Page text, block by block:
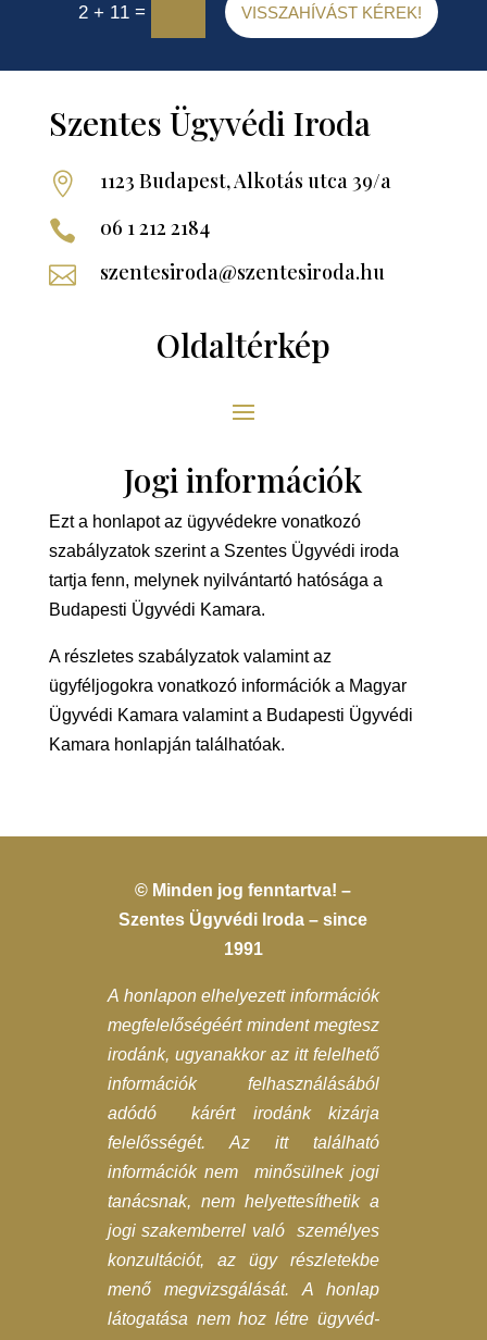
2 + 11 = VISSZAHÍVÁST KÉREK!
Szentes Ügyvédi Iroda
 1123 Budapest, Alkotás utca 39/a
 06 1 212 2184
 szentesiroda@szentesiroda.hu
Oldaltérkép
Jogi információk
Ezt a honlapot az ügyvédekre vonatkozó
szabályzatok szerint a Szentes Ügyvédi iroda
tartja fenn, melynek nyilvántartó hatósága a
Budapesti Ügyvédi Kamara.
A részletes szabályzatok valamint az
ügyféljogokra vonatkozó információk a Magyar
Ügyvédi Kamara valamint a Budapesti Ügyvédi
Kamara honlapján találhatóak.
© Minden jog fenntartva! –
Szentes Ügyvédi Iroda – since
1991
A honlapon elhelyezett információk
megfelelőségéért mindent megtesz
irodánk, ugyanakkor az itt felelhető
információk felhasználásából
adódó kárért irodánk kizárja
felelősségét. Az itt található
információk nem minősülnek jogi
tanácsnak, nem helyettesíthetik a
jogi szakemberrel való személyes
konzultációt, az ügy részletekbe
menő megvizsgálását. A honlap
látogatása nem hoz létre ügyvéd-